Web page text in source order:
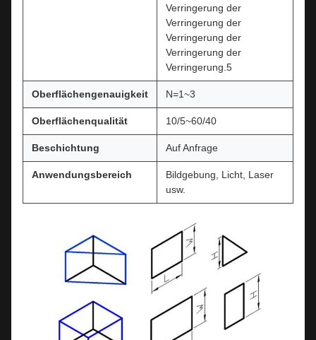
Verringerung der
Verringerung der
Verringerung der
Verringerung der
Verringerung.5
Oberflächengenauigkeit N=1~3
Oberflächenqualität 10/5~60/40
Beschichtung Auf Anfrage
Anwendungsbereich
Bildgebung, Licht, Laser
usw.